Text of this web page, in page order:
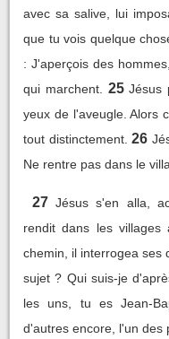
avec sa salive, lui
que tu vois quelque
: J'aperçois des
qui marchent.
25 Jésus
yeux de l'aveugle. Alors
tout distinctement. 26
Ne rentre pas dans le
27 Jésus s'en alla,
rendit dans les villages
chemin, il interrogea ses
sujet ? Qui suis-je
les uns, tu es Jean-
d'autres encore, l'un des